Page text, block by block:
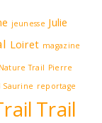
jeunesse Julie
Loiret magazine
Nature Trail Pierre
Saurine reportage
Trail